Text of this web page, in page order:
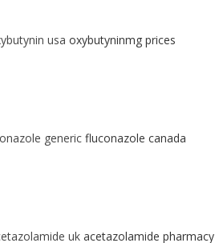
usa oxybutyninmg prices
generic fluconazole canada
uk acetazolamide pharmacy